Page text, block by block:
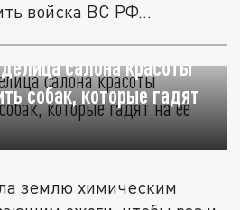
войска ВС РФ...
салона красоты
собак, которые гадят
землю химическим